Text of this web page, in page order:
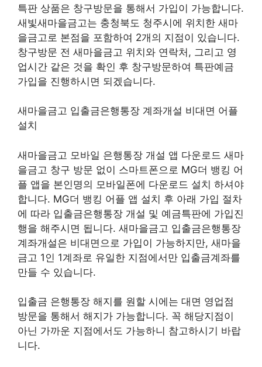
특판 상품은 창구방문을 통해서 가입이 가능합니다.
새빛새마을금고는 충청북도 청주시에 위치한 새마
을금고로 본점을 포함하여 2개의 지점이 있습니다.
창구방문 전 새마을금고 위치와 연락처, 그리고 영
업시간 같은 것을 확인 후 창구방문하여 특판예금
가입을 진행하시면 되겠습니다.
새마을금고 입출금은행통장 계좌개설 비대면 어플
설치
새마을금고 모바일 은행통장 개설 앱 다운로드 새마
을금고 창구 방문 없이 스마트폰으로 MG더 뱅킹 어
플 앱을 본인명의 모바일폰에 다운로드 설치 하셔야
합니다. MG더 뱅킹 어플 앱 설치 후 아래 가입 절차
에 따라 입출금은행통장 개설 및 예금특판에 가입진
행을 해주시면 됩니다. 새마을금고 입출금은행통장
계좌개설은 비대면으로 가입이 가능하지만, 새마을
금고 1인 1계좌로 유일한 지점에서만 입출금계좌를
만들 수 있습니다.
입출금 은행통장 해지를 원할 시에는 대면 영업점
방문을 통해서 해지가 가능합니다. 꼭 해당지점이
아닌 가까운 지점에서도 가능하니 참고하시기 바랍
니다.